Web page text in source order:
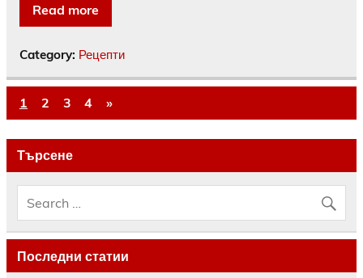
Read more
Category: Рецепти
1 2 3 4 »
Търсене
Последни статии